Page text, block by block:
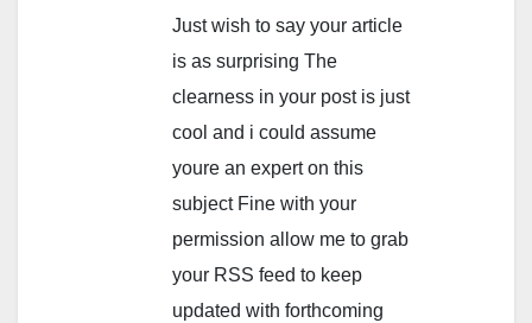
Just wish to say your article
is as surprising The
clearness in your post is just
cool and i could assume
youre an expert on this
subject Fine with your
permission allow me to grab
your RSS feed to keep
updated with forthcoming